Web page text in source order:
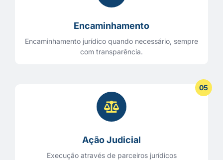
Encaminhamento
Encaminhamento jurídico quando necessário, sempre
com transparência.
05
Ação Judicial
Execução através de parceiros jurídicos